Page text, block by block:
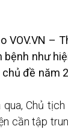
VOV.VN –
bệnh như
chủ đề năm
qua, Chủ
cần tập